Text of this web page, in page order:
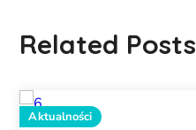
Related Posts
Aktualności